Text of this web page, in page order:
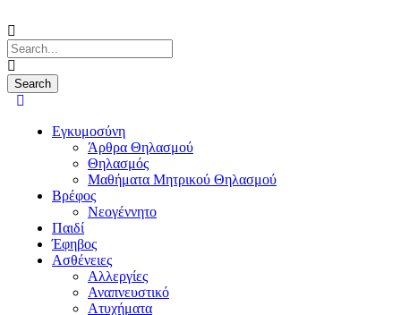
Εγκυμοσύνη
Άρθρα Θηλασμού
Θηλασμός
Μαθήματα Μητρικού Θηλασμού
Βρέφος
Νεογέννητο
Παιδί
Έφηβος
Ασθένειες
Αλλεργίες
Αναπνευστικό
Ατυχήματα